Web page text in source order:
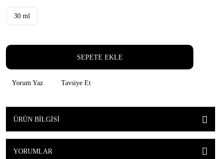
30 ml
SEPETE EKLE
Yorum Yaz Tavsiye Et
ÜRÜN BILGISI
YORUMLAR